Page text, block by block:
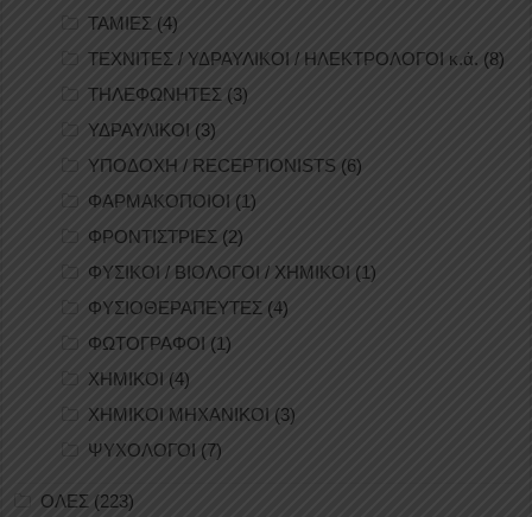
ΤΑΜΙΕΣ (4)
ΤΕΧΝΙΤΕΣ / ΥΔΡΑΥΛΙΚΟΙ / ΗΛΕΚΤΡΟΛΟΓΟΙ κ.ά. (8)
ΤΗΛΕΦΩΝΗΤΕΣ (3)
ΥΔΡΑΥΛΙΚΟΙ (3)
ΥΠΟΔΟΧΗ / RECEPTIONISTS (6)
ΦΑΡΜΑΚΟΠΟΙΟΙ (1)
ΦΡΟΝΤΙΣΤΡΙΕΣ (2)
ΦΥΣΙΚΟΙ / ΒΙΟΛΟΓΟΙ / ΧΗΜΙΚΟΙ (1)
ΦΥΣΙΟΘΕΡΑΠΕΥΤΕΣ (4)
ΦΩΤΟΓΡΑΦΟΙ (1)
ΧΗΜΙΚΟΙ (4)
ΧΗΜΙΚΟΙ ΜΗΧΑΝΙΚΟΙ (3)
ΨΥΧΟΛΟΓΟΙ (7)
ΟΛΕΣ (223)